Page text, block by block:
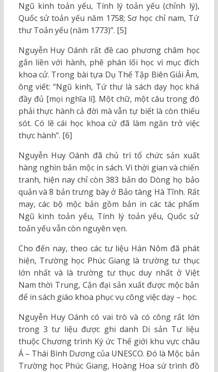
Ngũ kinh toản yếu, Tính lý toản yếu (chỉnh lý),
Quốc sử toản yếu năm 1758; Sơ học chỉ nam, Tứ
thư Toản yếu (năm 1773)”. [5]
Nguyễn Huy Oánh rất đề cao phương châm học
gắn liền với hành, phê phán lối học vì mục đích
khoa cử. Trong bài tựa Dụ Thế Tập Biên Giải Âm,
ông viết: “Ngũ kinh, Tứ thư là sách dạy học khá
đầy đủ [mọi nghĩa lí]. Một chữ, một câu trong đó
phải thực hành cả đời mà vẫn tự biết là còn thiếu
sót. Có lẽ cái học khoa cử đã làm ngăn trở việc
thực hành”. [6]
Nguyễn Huy Oánh đã chủ trì tổ chức sản xuất
hàng nghìn bản mộc in sách. Vì thời gian và chiến
tranh, hiện nay chỉ còn 383 bản do Dòng họ bảo
quản và 8 bản trưng bày ở Bảo tàng Hà Tĩnh. Rất
may, các bộ mộc bản gồm bản in các tác phẩm
Ngũ kinh toản yếu, Tính lý toản yếu, Quốc sử
toản yếu vẫn còn nguyên vẹn.
Cho đến nay, theo các tư liệu Hán Nôm đã phát
hiện, Trường học Phúc Giang là trường tư thục
lớn nhất và là trường tư thục duy nhất ở Việt
Nam thời Trung, Cận đại sản xuất được mộc bản
để in sách giáo khoa phục vụ công việc dạy – học.
Nguyễn Huy Oánh có vai trò và có công rất lớn
trong 3 tư liệu được ghi danh Di sản Tư liệu
thuộc Chương trình Ký ức Thế giới khu vực châu
Á – Thái Bình Dương của UNESCO. Đó là Mộc bản
Trường học Phúc Giang, Hoàng Hoa sứ trình đồ